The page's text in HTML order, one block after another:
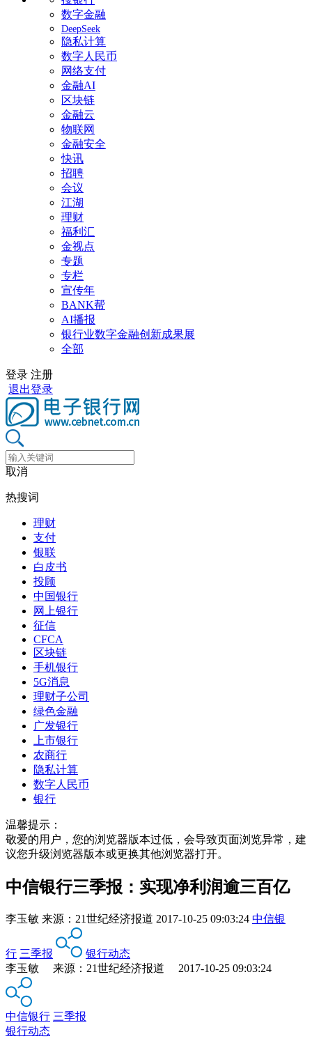
数字金融
DeepSeek
隐私计算
数字人民币
网络支付
金融AI
区块链
金融云
物联网
金融安全
快讯
招聘
会议
江湖
理财
福利汇
金视点
专题
专栏
宣传年
BANK帮
AI播报
银行业数字金融创新成果展
全部
登录 注册
退出登录
取消
热搜词
理财
支付
银联
白皮书
投顾
中国银行
网上银行
征信
CFCA
区块链
手机银行
5G消息
理财子公司
绿色金融
广发银行
上市银行
农商行
隐私计算
数字人民币
银行
温馨提示：
敬爱的用户，您的浏览器版本过低，会导致页面浏览异常，建
议您升级浏览器版本或更换其他浏览器打开。
中信银行三季报：实现净利润逾三百亿
李玉敏 来源： 21世纪经济报道 2017-10-25 09:03:24 中信银
行 三季报
银行动态
李玉敏 来源：21世纪经济报道 2017-10-25 09:03:24
中信银行 三季报
银行动态